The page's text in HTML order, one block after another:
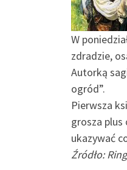
W
zdradzie,
Autorką
ogród”.
Pierwsza
grosza plus
ukazywać
Źródło: